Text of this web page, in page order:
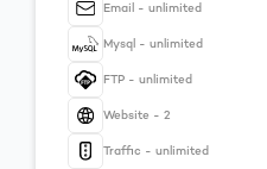
Email - unlimited
Mysql - unlimited
FTP - unlimited
Website - 2
Traffic - unlimited